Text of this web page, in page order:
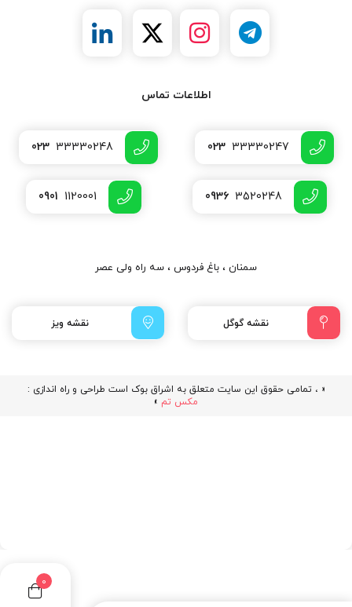
0
اطلاعات تماس
023 33330247
023 33330248
0936 3520248
0901 1120001
سمنان ، باغ فردوس ، سه راه ولی عصر
نقشه گوگل نقشه ویز
« ، تمامی حقوق این سایت متعلق به اشراق بوک است طراحی و راه اندازی :
مکس تم »